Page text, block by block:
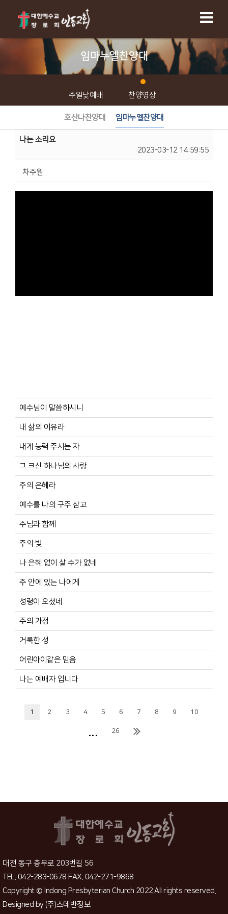
임마누엘찬양대
주일낮예배 찬양영상
호산나찬양대 임마누엘찬양대
나는 소리요
2023-03-12 14:59:55
차주원
예수님이 말씀하시니
내 삶의 이유라
내게 능력 주시는 자
그 크신 하나님의 사랑
주의 은혜라
예수를 나의 구주 삼고
주님과 함께
주의 빛
나 은혜 없이 살 수가 없네
주 안에 있는 나에게
성령이 오셨네
주의 가정
거룩한 성
어린아이같은 믿음
나는 예배자 입니다
1 2 3 4 5 6 7 8 9 10
... 26
대전 동구 충무로 203번길 56
TEL. 042-283-0678 FAX. 042-271-9868
Copyright © Indong Presbyterian Church 2022.All rights reserved.
Designed by(주)스데반정보